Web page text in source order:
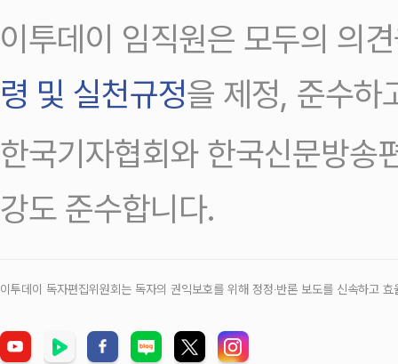
이투데이 임직원은 모두의 의
령 및 실천규정을 제정, 준수하
한국기자협회와 한국신문방송
강도 준수합니다.
이투데이 독자편집위원회는 독자의 권익보호를 위해 정정‧반론 보도를 신속하고